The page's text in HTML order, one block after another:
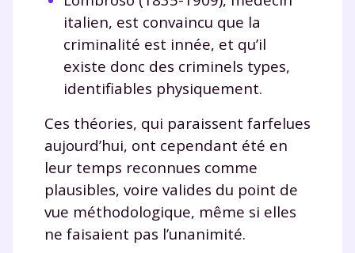
italien, est convaincu que la
criminalité est innée, et qu’il
existe donc des criminels types,
identifiables physiquement.
Ces théories, qui paraissent farfelues
aujourd’hui, ont cependant été en
leur temps reconnues comme
plausibles, voire valides du point de
vue méthodologique, même si elles
ne faisaient pas l’unanimité.
Envie de progresser
et de réussir votre
année scolaire ?